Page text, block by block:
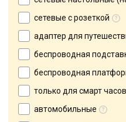
сетевые с розеткой
адаптер для путешествий
беспроводная
беспроводная
только для смарт часов
автомобильные